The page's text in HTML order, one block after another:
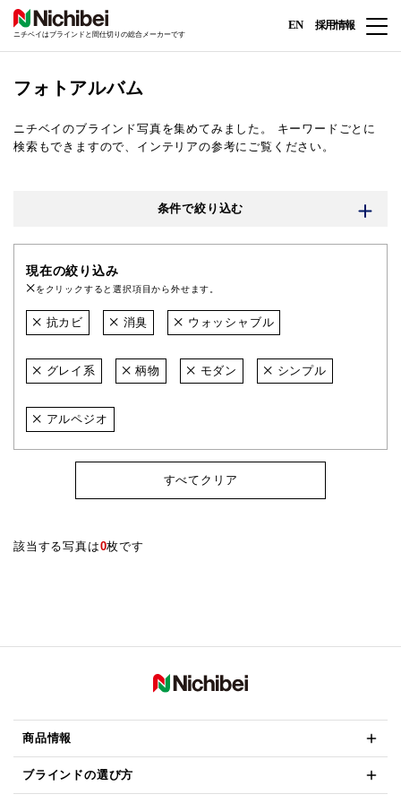
ニチベイはブラインドと間仕切りの総合メーカーです
EN 採用情報
フォトアルバム
ニチベイのブラインド写真を集めてみました。
キーワードごとに
検索もできますので、インテリアの参考にご覧ください。
条件で絞り込む
現在の絞り込み
をクリックすると選択項目から外せます。
抗カビ 消臭 ウォッシャブル
グレイ系 柄物 モダン シンプル
アルペジオ
すべてクリア
該当する写真は0枚です
商品情報
ブラインドの選び方